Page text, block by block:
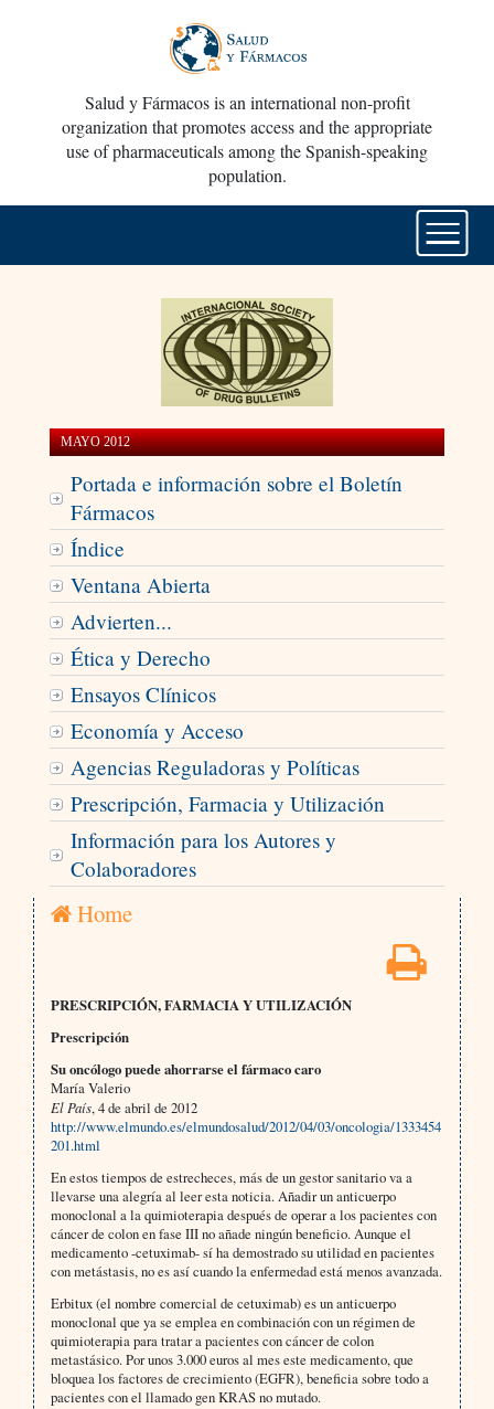
Salud y Fármacos is an international non-profit
organization that promotes access and the appropriate
use of pharmaceuticals among the Spanish-speaking
population.
MAYO 2012
Portada e información sobre el Boletín
Fármacos
Índice
Ventana Abierta
Advierten...
Ética y Derecho
Ensayos Clínicos
Economía y Acceso
Agencias Reguladoras y Políticas
Prescripción, Farmacia y Utilización
Información para los Autores y
Colaboradores
Home
PRESCRIPCIÓN, FARMACIA Y UTILIZACIÓN
Prescripción
Su oncólogo puede ahorrarse el fármaco caro
María Valerio
El País, 4 de abril de 2012
http://www.elmundo.es/elmundosalud/2012/04/03/oncologia/1333454
201.html
En estos tiempos de estrecheces, más de un gestor sanitario va a
llevarse una alegría al leer esta noticia. Añadir un anticuerpo
monoclonal a la quimioterapia después de operar a los pacientes con
cáncer de colon en fase III no añade ningún beneficio. Aunque el
medicamento -cetuximab- sí ha demostrado su utilidad en pacientes
con metástasis, no es así cuando la enfermedad está menos avanzada.
Erbitux (el nombre comercial de cetuximab) es un anticuerpo
monoclonal que ya se emplea en combinación con un régimen de
quimioterapia para tratar a pacientes con cáncer de colon
metastásico. Por unos 3.000 euros al mes este medicamento, que
bloquea los factores de crecimiento (EGFR), beneficia sobre todo a
pacientes con el llamado gen KRAS no mutado.